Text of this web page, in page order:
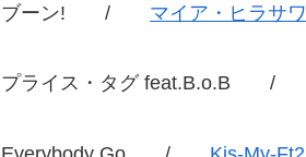
ブーン! / マイア・ヒラサワ
プライス・タグ feat.B.o.B /